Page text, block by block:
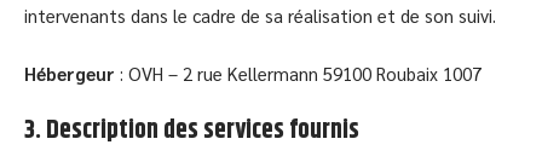
intervenants dans le cadre de sa réalisation et de son suivi.
Hébergeur : OVH – 2 rue Kellermann 59100 Roubaix 1007
3. Description des services fournis